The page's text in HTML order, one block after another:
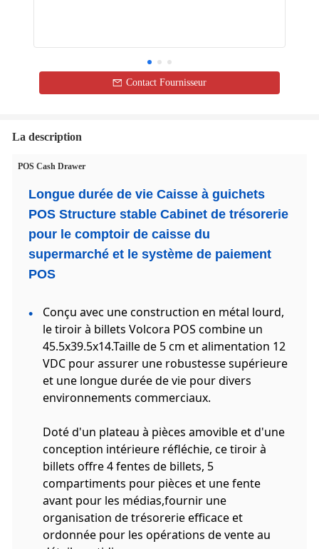
Contact Fournisseur
La description
POS Cash Drawer
Longue durée de vie Caisse à guichets
POS Structure stable Cabinet de trésorerie
pour le comptoir de caisse du
supermarché et le système de paiement
POS
Conçu avec une construction en métal lourd,
le tiroir à billets Volcora POS combine un
45.5x39.5x14.Taille de 5 cm et alimentation 12
VDC pour assurer une robustesse supérieure
et une longue durée de vie pour divers
environnements commerciaux.
Doté d'un plateau à pièces amovible et d'une
conception intérieure réfléchie, ce tiroir à
billets offre 4 fentes de billets, 5
compartiments pour pièces et une fente
avant pour les médias,fournir une
organisation de trésorerie efficace et
ordonnée pour les opérations de vente au